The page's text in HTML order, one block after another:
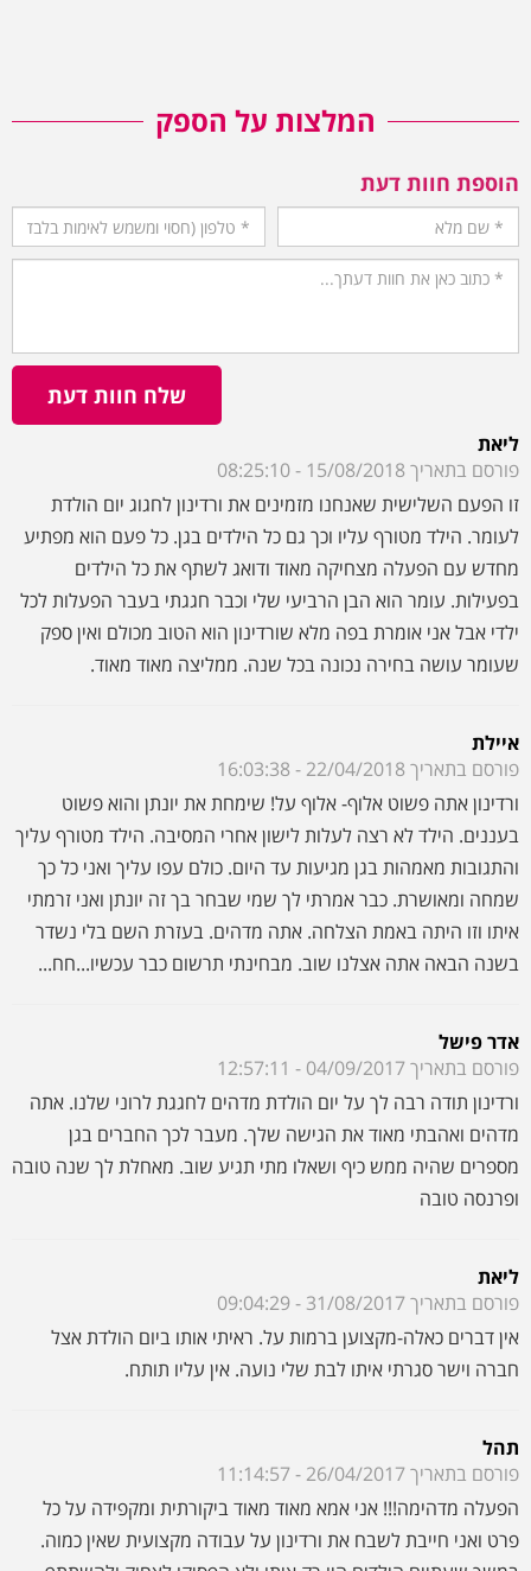
ליאת
פורסם בתאריך 15/08/2018 - 08:25:10
זו הפעם השלישית שאנחנו מזמינים את ורדינון לחגוג יום הולדת
מחדש עם הפעלה מצחיקה מאוד ודואג לשתף את כל הילדים
בפעילות. עומר הוא הבן הרביעי שלי וכבר חגגתי בעבר הפעלות לכל
ילדי אבל אני אומרת בפה מלא שורדינון הוא הטוב מכולם ואין ספק
שעומר עושה בחירה נכונה בכל שנה. ממליצה מאוד מאוד.
איילת
פורסם בתאריך 22/04/2018 - 16:03:38
ורדינון אתה פשוט אלוף- אלוף על! שימחת את יונתן והוא פשוט
בעננים. הילד לא רצה לעלות לישון אחרי המסיבה. הילד מטורף עליך
והתגובות מאמהות בגן מגיעות עד היום. כולם עפו עליך ואני כל כך
שמחה ומאושרת. כבר אמרתי לך שמי שבחר בך זה יונתן ואני זרמתי
בשנה הבאה אתה אצלנו שוב. מבחינתי תרשום כבר עכשיו...חח...
אדר פישל
פורסם בתאריך 04/09/2017 - 12:57:11
ורדינון תודה רבה לך על יום הולדת מדהים לחגגת לרוני שלנו. אתה
מדהים ואהבתי מאוד את הגישה שלך. מעבר לכך החברים בגן
מספרים שהיה ממש כיף ושאלו מתי תגיע שוב. מאחלת לך שנה טובה
ופרנסה טובה
ליאת
פורסם בתאריך 31/08/2017 - 09:04:29
אין דברים כאלה-מקצוען ברמות על. ראיתי אותו ביום הולדת אצל
חברה וישר סגרתי איתו לבת שלי נועה. אין עליו תותח.
הפעלה מדהימה!!! אני אמא מאוד מאוד ביקורתית ומקפידה על כל
פרט ואני חייבת לשבח את ורדינון על עבודה מקצועית שאין כמוה.
במשך שעתיים הילדים היו רק איתו ולא הפסיקו לצחוק ולהשתתף.
ממליצה לכל אמא שמחפשת הפעלה טובה במיוחד
עינת
פורסם בתאריך 15/03/2017 - 12:01:41
אחרי שחגגנו לתהל יום הולדת שנתיים רצופות עם ורדינון הגיע הרגע
של דור וכמובן שהוא ביקש את ורדינון. כל פעם הוא מצליח להפתיע